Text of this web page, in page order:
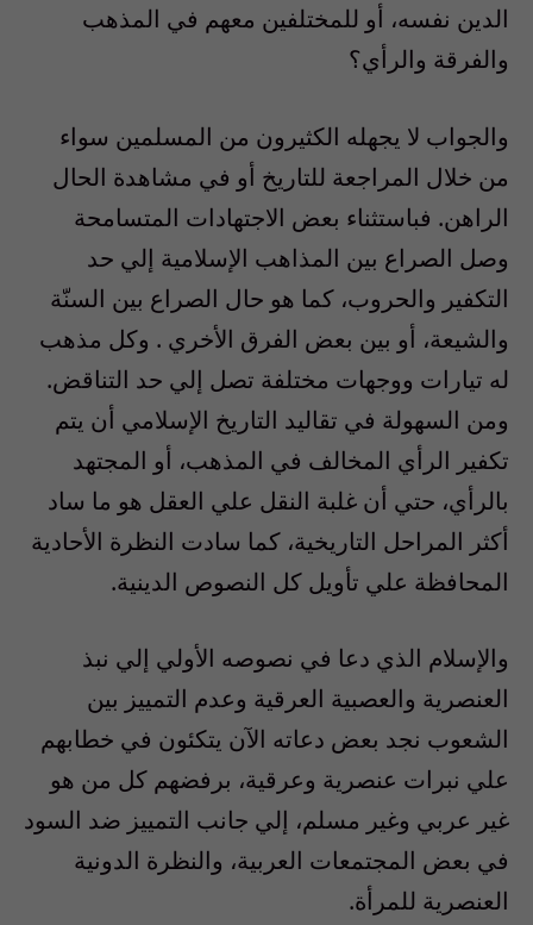
الدين نفسه، أو للمختلفين معهم في المذهب
والفرقة والرأي؟
والجواب لا يجهله الكثيرون من المسلمين سواء
من خلال المراجعة للتاريخ أو في مشاهدة الحال
الراهن. فباستثناء بعض الاجتهادات المتسامحة
وصل الصراع بين المذاهب الإسلامية إلي حد
التكفير والحروب، كما هو حال الصراع بين السنّة
والشيعة، أو بين بعض الفرق الأخري . وكل مذهب
له تيارات ووجهات مختلفة تصل إلي حد التناقض.
ومن السهولة في تقاليد التاريخ الإسلامي أن يتم
تكفير الرأي المخالف في المذهب، أو المجتهد
بالرأي، حتي أن غلبة النقل علي العقل هو ما ساد
أكثر المراحل التاريخية، كما سادت النظرة الأحادية
المحافظة علي تأويل كل النصوص الدينية.
والإسلام الذي دعا في نصوصه الأولي إلي نبذ
العنصرية والعصبية العرقية وعدم التمييز بين
الشعوب نجد بعض دعاته الآن يتكئون في خطابهم
علي نبرات عنصرية وعرقية، برفضهم كل من هو
غير عربي وغير مسلم، إلي جانب التمييز ضد السود
في بعض المجتمعات العربية، والنظرة الدونية
العنصرية للمرأة.